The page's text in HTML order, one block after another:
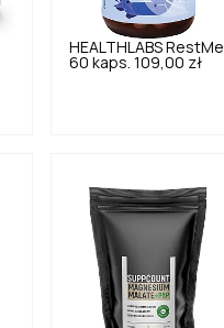
HEALTHLABS RestMe
60 kaps. 109,00 zł